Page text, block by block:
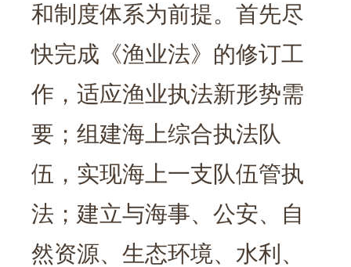
和制度体系为前提。首先尽
快完成《渔业法》的修订工
作，适应渔业执法新形势需
要；组建海上综合执法队
伍，实现海上一支队伍管执
法；建立与海事、公安、自
然资源、生态环境、水利、